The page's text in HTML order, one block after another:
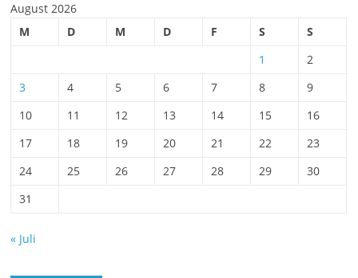
August 2026
M
D M D F S
S
1
2
3
4 5 6 7 8
9
10
11 12 13 14 15
16
17
18 19 20 21 22
23
24
25 26 27 28 29
30
31
« Juli